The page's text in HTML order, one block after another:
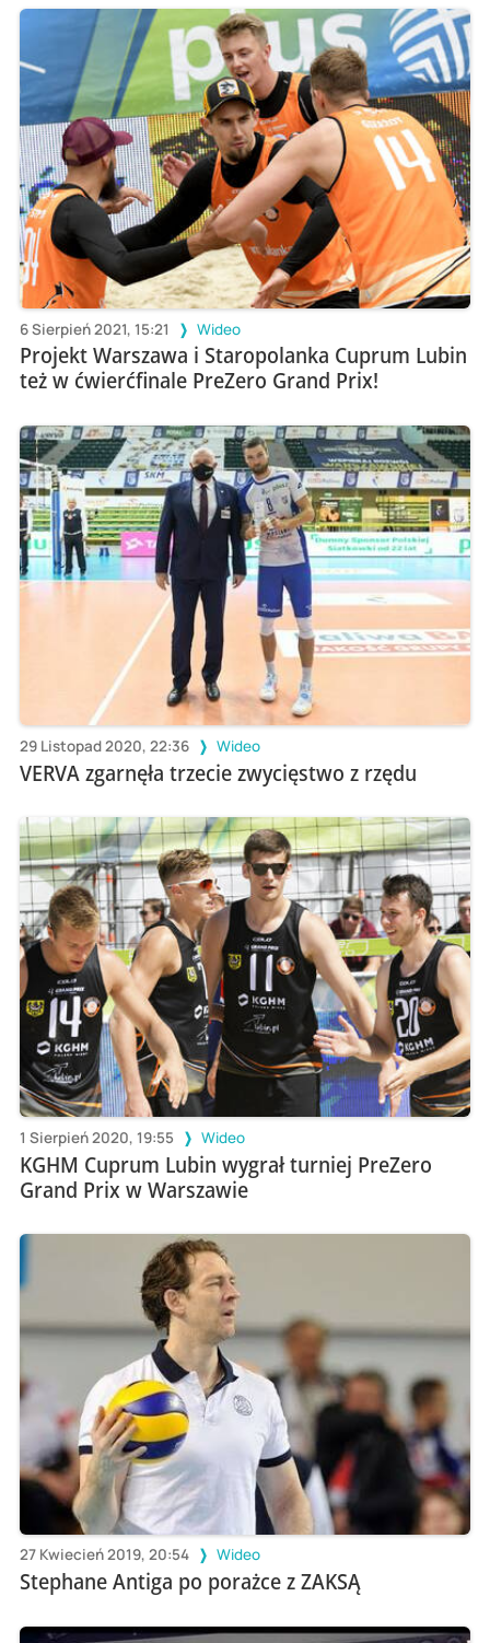
6 Sierpień 2021, 15:21 Wideo
Projekt Warszawa i Staropolanka Cuprum Lubin
też w ćwierćfinale PreZero Grand Prix!
29 Listopad 2020, 22:36 Wideo
VERVA zgarnęła trzecie zwycięstwo z rzędu
1 Sierpień 2020, 19:55 Wideo
KGHM Cuprum Lubin wygrał turniej PreZero
Grand Prix w Warszawie
27 Kwiecień 2019, 20:54 Wideo
Stephane Antiga po porażce z ZAKSĄ